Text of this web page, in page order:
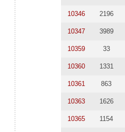
10346 2196
10347 3989
10359 33
10360 1331
10361 863
10363 1626
10365 1154